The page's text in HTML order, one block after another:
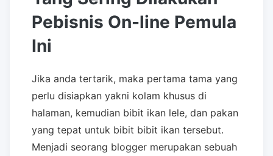
Pebisnis On-line Pemula
Ini
Jika anda tertarik, maka pertama tama yang
perlu disiapkan yakni kolam khusus di
halaman, kemudian bibit ikan lele, dan pakan
yang tepat untuk bibit bibit ikan tersebut.
Menjadi seorang blogger merupakan sebuah